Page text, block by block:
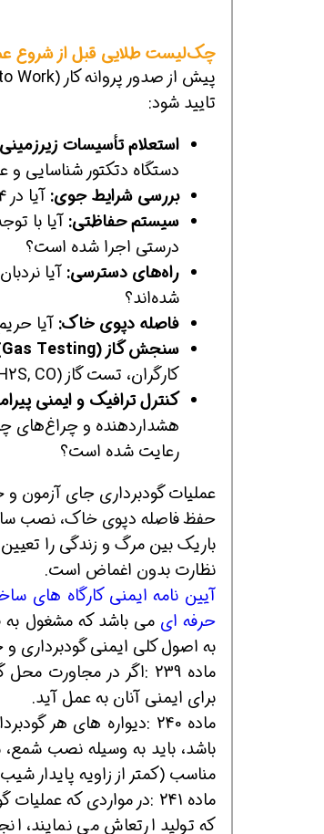
چک‌لیست طلایی قبل از شروع
تایید شود:
استعلام تأسیسات
دستگاه دتکتور شناسایی
بررسی شرایط جوی: آیا در ۲۴ ساعت گذشته بارندگی شدید رخ داده است؟ (نیاز به بازرسی مجدد دیواره‌ها).
سیستم حفاظتی:
درستی اجرا شده است؟
راه‌های دسترسی:
شده‌اند؟
فاصله دپوی خاک: آیا حریم ۶۰ سانتی‌متری لبه گود از خاک‌های خروجی و ابزارآلات پاک‌سازی
سنجش گاز (Gas Testing):
کارگران، تست گاز (O2, LEL, H2S, CO) انجام شده است؟
کنترل ترافیک و ایمنی
هشداردهنده و چراغ‌های
رعایت شده است؟
عملیات گودبرداری جای
حفظ فاصله دپوی خاک، نصب سازه
باریک بین مرگ و زندگی را
نظارت بدون اغماض است.
آیین نامه ایمنی کارگاه های
حرفه ای می باشد که مشغول به
به اصول کلی ایمنی گودبرداری
ماده 239 :اگر در
برای ایمنی آنان به عمل آید.
باشد، باید به وسیله نصب
مناسب (کمتر از زاویه پایدار
ماده 241 :در مواردی که
که تولید ارتعاش می نمایند،